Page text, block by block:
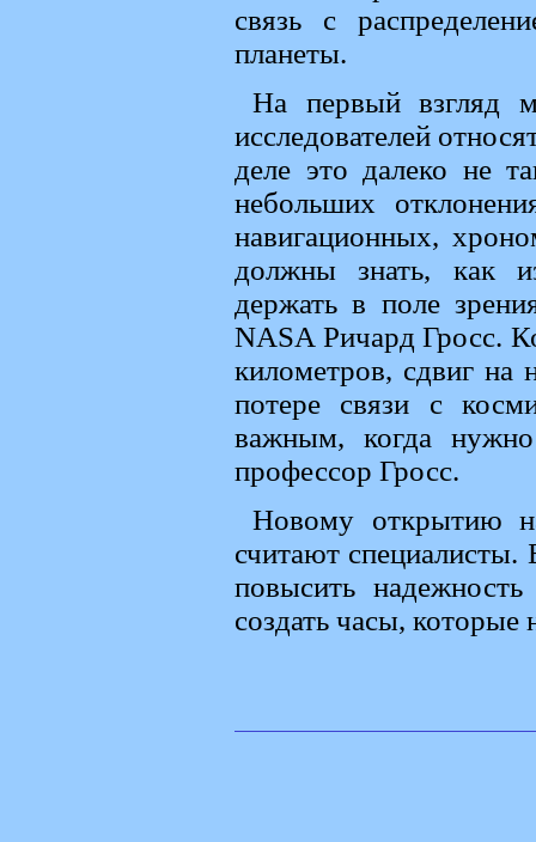
связь с
планеты.
На первый взгляд
исследователей
деле это далеко не
небольших
навигационных,
должны знать, как
держать в поле
NASA Ричард Гросс.
километров, сдвиг на
потере связи с
важным, когда
профессор Гросс.
Новому открытию
считают специалисты.
повысить
создать часы, которые